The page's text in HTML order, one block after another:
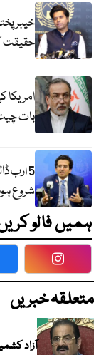
خیبر
حقیقت
بات چیت
5 ارب
شروع
ہمیں فالو
متعلقہ خبریں
آزاد